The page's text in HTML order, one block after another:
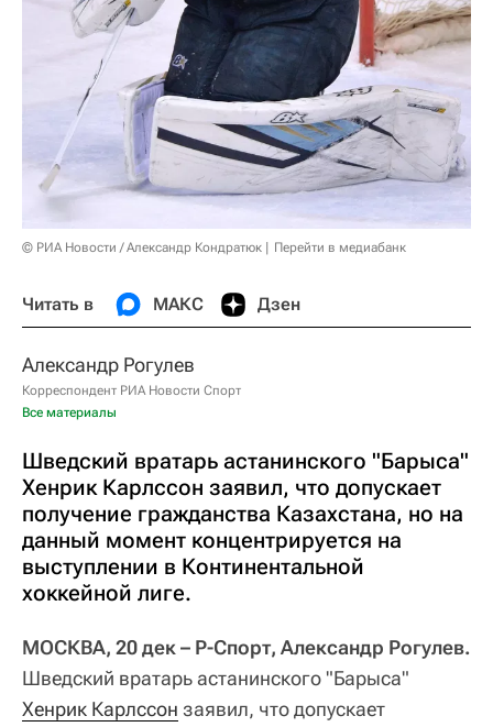
© РИА Новости / Александр Кондратюк Перейти в медиабанк
Читать в МАКС Дзен
Александр Рогулев
Корреспондент РИА Новости Спорт
Все материалы
Шведский вратарь астанинского "Барыса"
Хенрик Карлссон заявил, что допускает
получение гражданства Казахстана, но на
данный момент концентрируется на
выступлении в Континентальной
хоккейной лиге.
МОСКВА, 20 дек – Р-Спорт, Александр Рогулев.
Шведский вратарь астанинского "Барыса"
Хенрик Карлссон заявил, что допускает